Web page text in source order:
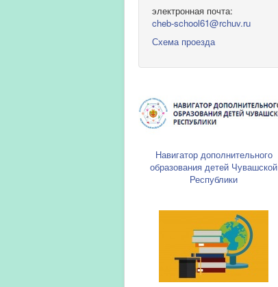
электронная почта:
cheb-school61@rchuv.ru
Схема проезда
Навигатор дополнительного
образования детей Чувашской
Республики